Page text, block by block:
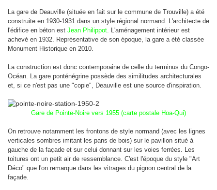
La gare de Deauville (située en fait sur le commune de Trouville) a été
construite en 1930-1931 dans un style régional normand. L'architecte de
l'édifice en béton est Jean Philippot. L'aménagement intérieur est
achevé en 1932. Représentative de son époque, la gare a été classée
Monument Historique en 2010.
La construction est donc contemporaine de celle du terminus du Congo-
Océan. La gare ponténégrine possède des similitudes architecturales
et, si ce n'est pas une "copie", Deauville est une source d'inspiration.
Gare de Pointe-Noire vers 1955 (carte postale Hoa-Qui)
On retrouve notamment les frontons de style normand (avec les lignes
verticales sombres imitant les pans de bois) sur le pavillon situé à
gauche de la façade et sur celui donnant sur les voies ferrées. Les
toitures ont un petit air de ressemblance. C'est l'époque du style "Art
Déco" que l'on remarque dans les vitrages du pignon central de la
façade.